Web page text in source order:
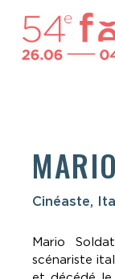
Cinéaste,
Mario
scénariste